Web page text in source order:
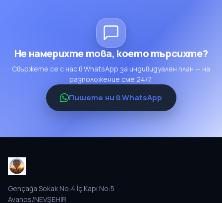
Не намерихте това, което търсихте?
Свържете се с нас в WhatsApp за индивидуален план — на
разположение сме 24/7.
Пишете ни в WhatsApp
Gençağa Sokak No:4 İç Kapı No:5
Avanos/NEVŞEHİR